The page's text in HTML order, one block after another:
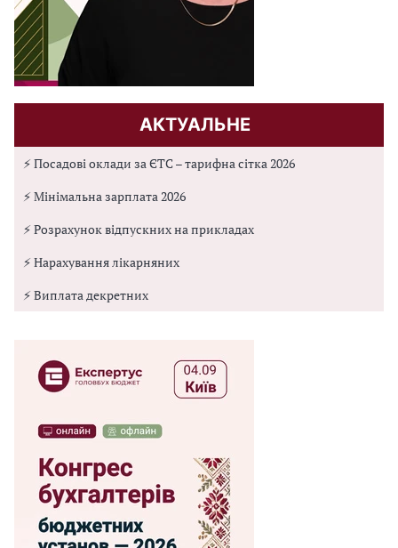
АКТУАЛЬНЕ
⚡ Посадові оклади за ЄТС – тарифна сітка 2026
⚡ Мінімальна зарплата 2026
⚡ Розрахунок відпускних на прикладах
⚡ Нарахування лікарняних
⚡ Виплата декретних